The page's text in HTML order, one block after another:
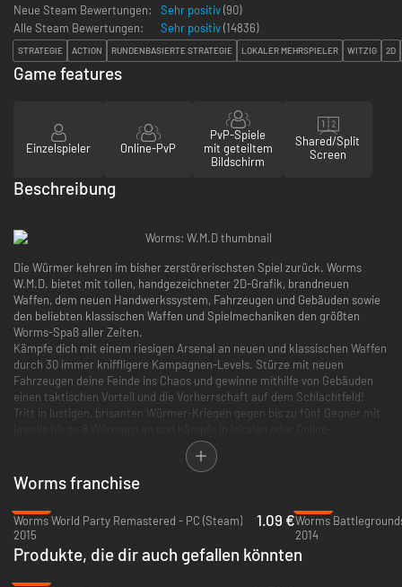
Neue Steam Bewertungen:
Sehr positiv(90)
Alle Steam Bewertungen:
Sehr positiv(14836)
STRATEGIE ACTION RUNDENBASIERTE STRATEGIE LOKALER MEHRSPIELER WITZIG 2D
Game features
Einzelspieler Online-PvP
PvP-Spiele
mit geteiltem
Bildschirm
Shared/Split
Screen
Beschreibung
Die Würmer kehren im bisher zerstörerischsten Spiel zurück. Worms
W.M.D. bietet mit tollen, handgezeichneter 2D-Grafik, brandneuen
Waffen, dem neuen Handwerkssystem, Fahrzeugen und Gebäuden sowie
den beliebten klassischen Waffen und Spielmechaniken den größten
Worms-Spaß aller Zeiten.
Kämpfe dich mit einem riesigen Arsenal an neuen und klassischen Waffen
durch 30 immer kniffligere Kampagnen-Levels. Stürze mit neuen
Fahrzeugen deine Feinde ins Chaos und gewinne mithilfe von Gebäuden
einen taktischen Vorteil und die Vorherrschaft auf dem Schlachtfeld!
Tritt in lustigen, brisanten Würmer-Kriegen gegen bis zu fünf Gegner mit
Mehrspieler-Modi inklusive Ranglistenspielen. Plätte deine Gegner mit
dem Betonesel. Zerfetze sie mit der Heiligen Handgranate in
Wurmstückchen. Lass aus Helikoptern die Hölle auf sie niederregnen
oder zerstampfe sie mit einem Panzer. Mit 80 Waffen und Geräten kommt
hier volles Worms-Chaos ins Spiel!
Highlights:
Worms franchise
Worms World Party Remastered - PC (Steam)
2015
1.09 €Worms
2014
Produkte, die dir auch gefallen könnten